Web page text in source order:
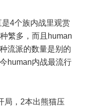
4个族内战里观赏
繁多，而且human
流派的数量是别的
human内战最流行
局，2本出熊猫压